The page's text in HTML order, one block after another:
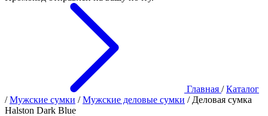
Главная / Каталог
/ Мужские сумки / Мужские деловые сумки / Деловая сумка
Halston Dark Blue